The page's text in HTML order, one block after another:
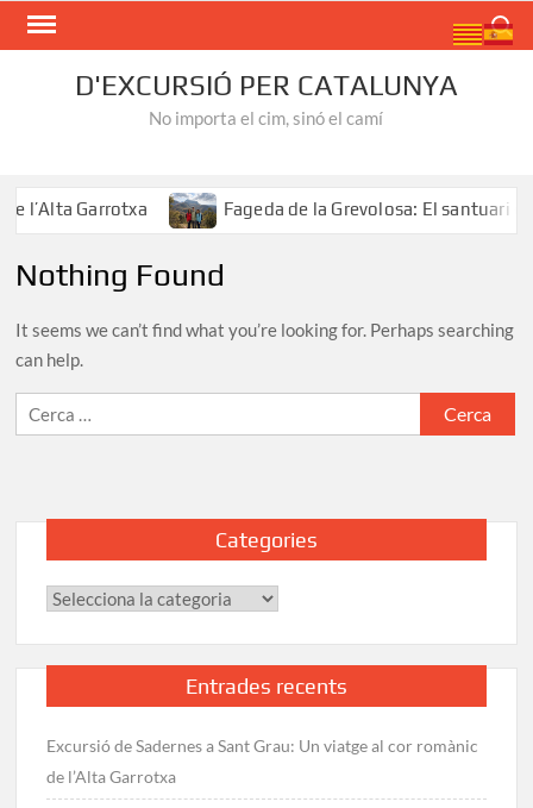
Skip
D'EXCURSIÓ PER CATALUNYA
No importa el cim, sinó el camí
l’Alta Garrotxa Fageda de la Grevolosa: El santuari
Nothing Found
It seems we can’t find what you’re looking for. Perhaps searching
can help.
Cerca:
Categories
Categories
Entrades recents
Excursió de Sadernes a Sant Grau: Un viatge al cor romànic
de l’Alta Garrotxa